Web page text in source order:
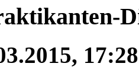
17:28